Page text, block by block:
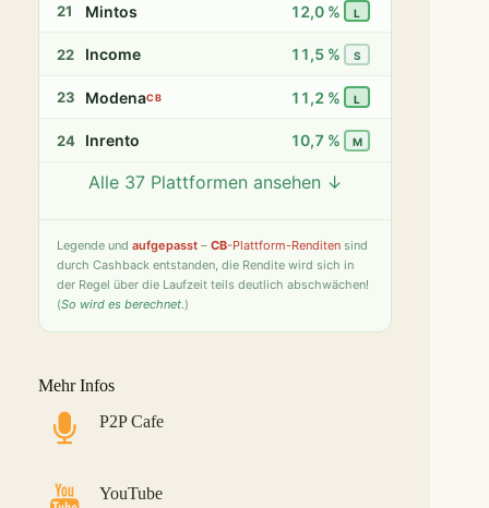
21 Mintos 12,0 % L
22 Income 11,5 % S
23 ModenaCB 11,2 % L
24 Inrento 10,7 % M
Twino 9,8 %
27 PeerBerry 9,2 % S
28 Bondster
31
32 Savy
Alle 37 Plattformen ansehen ↓
Legende und aufgepasst – CB-Plattform-Renditen sind
durch Cashback entstanden, die Rendite wird sich in
der Regel über die Laufzeit teils deutlich abschwächen!
(So wird es berechnet.)
Mehr Infos
P2P Cafe
YouTube